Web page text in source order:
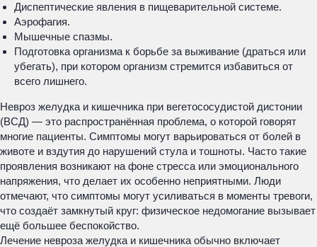
Диспептические явления в пищеварительной системе.
Аэрофагия.
Мышечные спазмы.
Подготовка организма к борьбе за выживание (драться или
убегать), при котором организм стремится избавиться от
всего лишнего.
Невроз желудка и кишечника при вегетососудистой дистонии
(ВСД) — это распространённая проблема, о которой говорят
многие пациенты. Симптомы могут варьироваться от болей в
животе и вздутия до нарушений стула и тошноты. Часто такие
проявления возникают на фоне стресса или эмоционального
напряжения, что делает их особенно неприятными. Люди
отмечают, что симптомы могут усиливаться в моменты тревоги,
что создаёт замкнутый круг: физическое недомогание вызывает
ещё большее беспокойство.
Лечение невроза желудка и кишечника обычно включает